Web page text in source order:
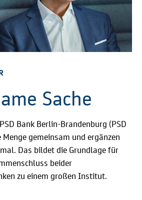
Sache
Bank Berlin-Brandenburg (PSD
Menge gemeinsam und ergänzen
Das bildet die Grundlage für
beider
zu einem großen Institut.